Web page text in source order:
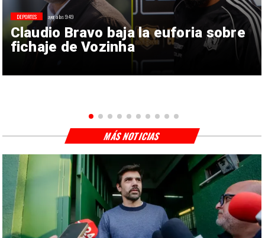
Claudio Bravo baja la euforia sobre
fichaje de Vozinha
DEPORTES ayer a las 9:49
MÁS NOTICIAS